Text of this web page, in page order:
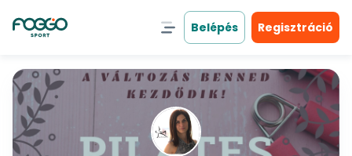
Regisztráció
Belépés